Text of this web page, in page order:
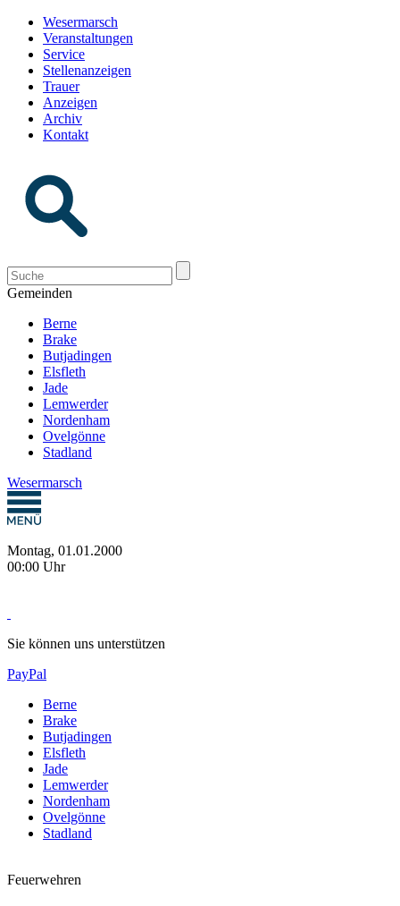
Wesermarsch
Veranstaltungen
Service
Stellenanzeigen
Trauer
Anzeigen
Archiv
Kontakt
Gemeinden
Berne
Brake
Butjadingen
Elsfleth
Jade
Lemwerder
Nordenham
Ovelgönne
Stadland
Wesermarsch
Montag, 01.01.2000
00:00 Uhr
Sie können uns unterstützen
PayPal
Berne
Brake
Butjadingen
Elsfleth
Jade
Lemwerder
Nordenham
Ovelgönne
Stadland
Feuerwehren